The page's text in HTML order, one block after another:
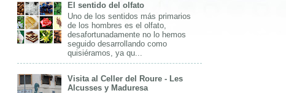
El sentido del olfato
Uno de los sentidos más primarios
de los hombres es el olfato,
desafortunadamente no lo hemos
seguido desarrollando como
quisiéramos, ya qu...
Visita al Celler del Roure - Les
Alcusses y Maduresa